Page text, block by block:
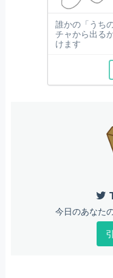
誰かの「うち
チャから出る
けます
今日のあなた